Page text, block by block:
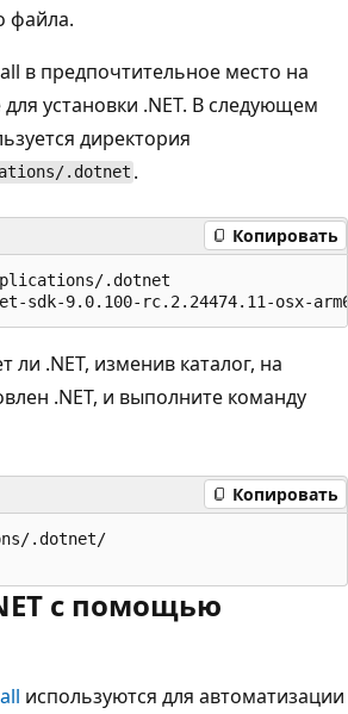
файла.
в предпочтительное место на
установки .NET. В следующем
директория
.dotnet .
Копировать
.dotnet
ли .NET, изменив каталог, на
.NET, и выполните команду
Копировать
.dotnet/
с помощью
используются для автоматизации